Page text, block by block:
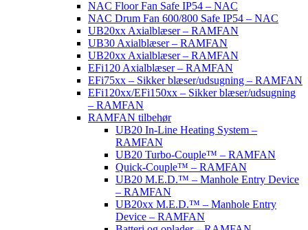
NAC Floor Fan Safe IP54 – NAC
NAC Drum Fan 600/800 Safe IP54 – NAC
UB20xx Axialblæser – RAMFAN
UB30 Axialblæser – RAMFAN
UB20xx Axialblæser – RAMFAN
EFi120 Axialblæser – RAMFAN
EFi75xx – Sikker blæser/udsugning – RAMFAN
EFi120xx/EFi150xx – Sikker blæser/udsugning
– RAMFAN
RAMFAN tilbehør
UB20 In-Line Heating System –
RAMFAN
UB20 Turbo-Couple™ – RAMFAN
Quick-Couple™ – RAMFAN
UB20 M.E.D.™ – Manhole Entry Device
– RAMFAN
UB20xx M.E.D.™ – Manhole Entry
Device – RAMFAN